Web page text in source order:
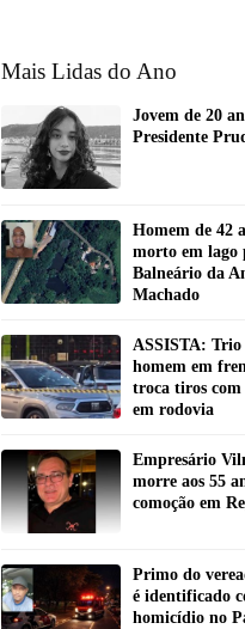
Mais Lidas do Ano
Jovem de 20
Presidente
Homem de 42
morto em lago
Balneário da
Machado
ASSISTA:
homem em
troca tiros
em rodovia
Empresário
morre aos 55
comoção em
Primo do
é identificado
homicídio no